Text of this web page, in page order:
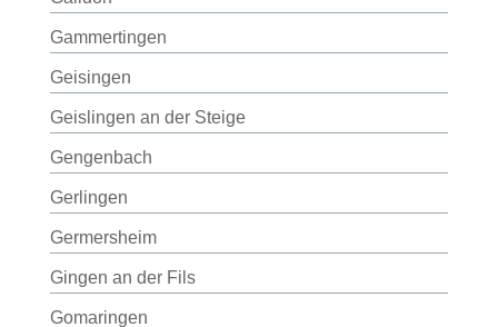
Gammertingen
Geisingen
Geislingen an der Steige
Gengenbach
Gerlingen
Germersheim
Gingen an der Fils
Gomaringen